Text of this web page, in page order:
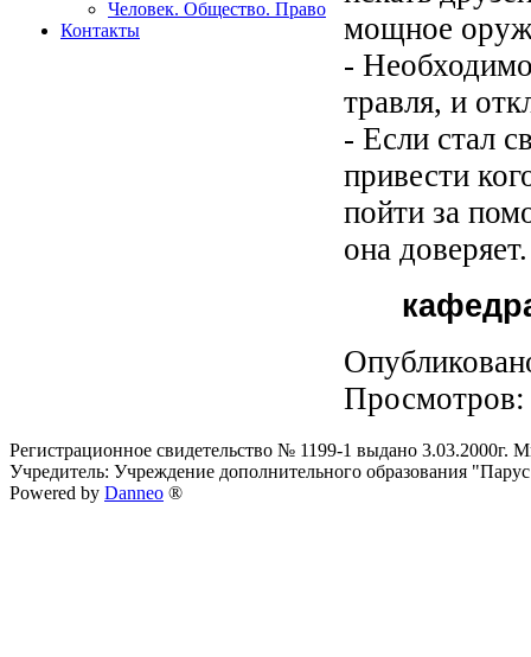
Человек. Общество. Право
Контакты
мощное
-
травля, и
- Если стал
привести
пойти за
она доверяет.
Регистрационное свидетельство № 1199-1 выдано 3.03.2000г.
Учредитель: Учреждение дополнительного образования
Powered by Danneo ®